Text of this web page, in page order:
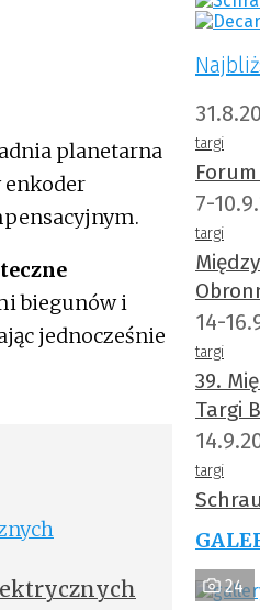
planetarna
enkoder
biegunów i
jednocześnie
targi
7-
targi
14-
targi
39.
Targi
targi
24